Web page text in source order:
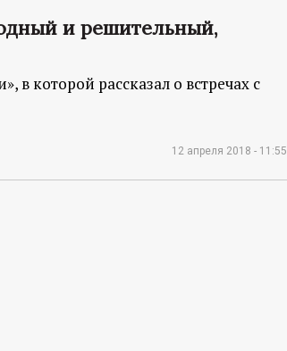
и решительный,
которой рассказал о встречах с
12 апреля 2018 - 11:55